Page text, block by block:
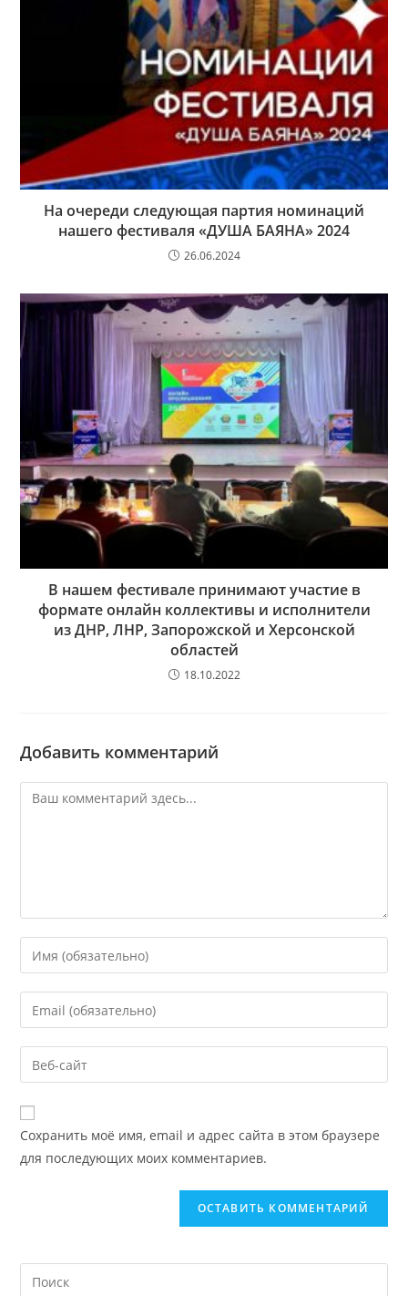
На очереди следующая партия номинаций
нашего фестиваля «ДУША БАЯНА» 2024
26.06.2024
В нашем фестивале принимают участие в
формате онлайн коллективы и исполнители
из ДНР, ЛНР, Запорожской и Херсонской
областей
18.10.2022
Добавить комментарий
Сохранить моё имя, email и адрес сайта в этом браузере
для последующих моих комментариев.